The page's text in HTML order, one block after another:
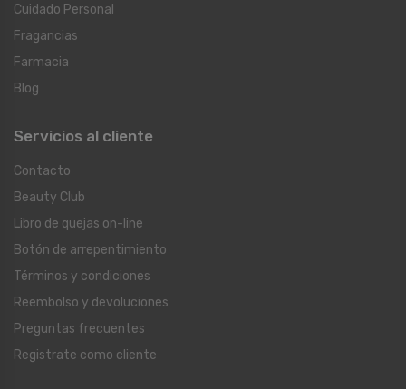
Cuidado Personal
Fragancias
Farmacia
Blog
Servicios al cliente
Contacto
Beauty Club
Libro de quejas on-line
Botón de arrepentimiento
Términos y condiciones
Reembolso y devoluciones
Preguntas frecuentes
Registrate como cliente